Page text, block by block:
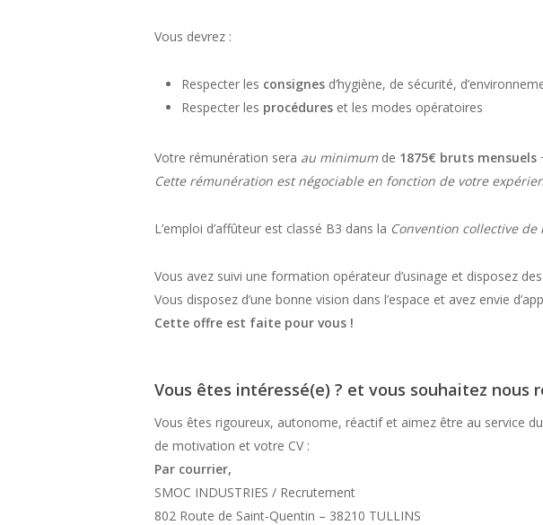
Vous devrez :
Respecter les consignes d’hygiène, de sécurité,
Respecter les procédures et les modes opératoires
Votre rémunération sera au minimum de 1875€ bruts mensuels
Cette rémunération est négociable en fonction de votre
L’emploi d’affûteur est classé B3 dans la Convention collective
Vous avez suivi une formation opérateur d’usinage et disposez
Vous disposez d’une bonne vision dans l’espace et avez envie
Cette offre est faite pour vous !
Vous êtes intéressé(e) ? et vous souhaitez nous
Vous êtes rigoureux, autonome, réactif et aimez être au service
de motivation et votre CV :
Par courrier,
SMOC INDUSTRIES / Recrutement
802 Route de Saint-Quentin – 38210 TULLINS